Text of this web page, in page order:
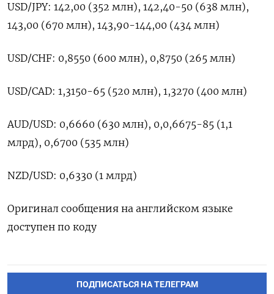
USD/JPY: 142,00 (352 млн), 142,40-50 (638 млн),
143,00 (670 млн), 143,90-144,00 (434 млн)
USD/CHF: 0,8550 (600 млн), 0,8750 (265 млн)
USD/CAD: 1,3150-65 (520 млн), 1,3270 (400 млн)
AUD/USD: 0,6660 (630 млн), 0,0,6675-85 (1,1
млрд), 0,6700 (535 млн)
NZD/USD: 0,6330 (1 млрд)
Оригинал сообщения на английском языке
доступен по коду
ПОДПИСАТЬСЯ НА ТЕЛЕГРАМ